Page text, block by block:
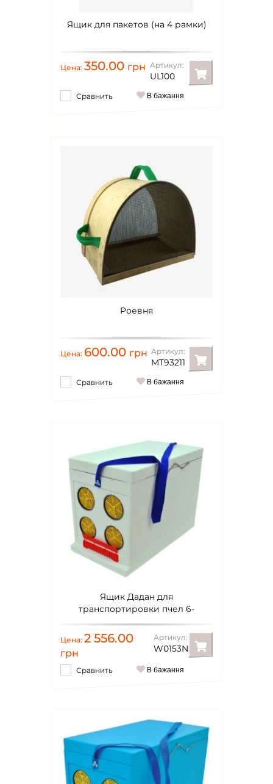
Ящик для пакетов (на 4 рамки)
Цена: 350.00 грн Артикул:
UL100
Сравнить В бажання
Роевня
Цена: 600.00 грн Артикул:
MT93211
Сравнить В бажання
Ящик Дадан для
транспортировки пчел 6-
рамочный, некрашеный
Цена: 2 556.00
грн
Артикул:
W0153N
Сравнить В бажання